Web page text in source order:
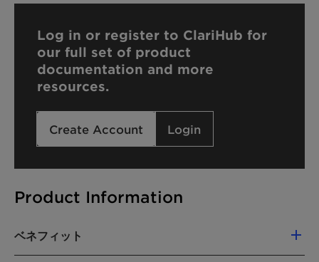
Product Information
ベネフィット
Log in or register to ClariHub for
our full set of product
documentation and more
resources.
Create Account Login